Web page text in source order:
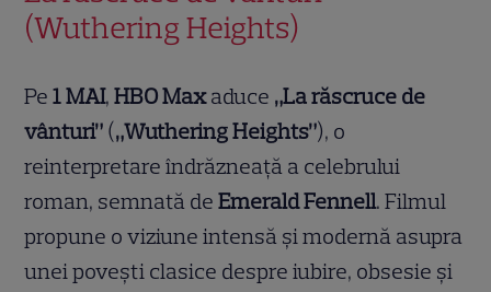
(Wuthering Heights)
Pe1 MAI,HBO Maxaduce „La răscruce de
vânturi” („Wuthering Heights”), o
reinterpretare îndrăzneață a celebrului
roman, semnată deEmerald Fennell. Filmul
propune o viziune intensă și modernă asupra
unei povești clasice despre iubire, obsesie și